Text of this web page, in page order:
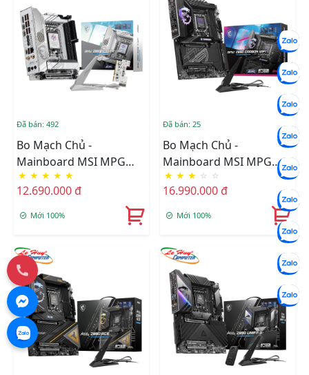
Đã bán: 492
Bo Mạch Chủ -
Mainboard MSI MPG
Z890I EDGE TI WIFI
DDR5
★ ★ ★ ★ ★
12.690.000 đ
Mới 100%
Đã bán: 25
Bo Mạch Chủ -
Mainboard MSI MPG
Z890 CARBON WIFI
DDR5
★ ★ ★ ☆ ☆
16.990.000 đ
Mới 100%